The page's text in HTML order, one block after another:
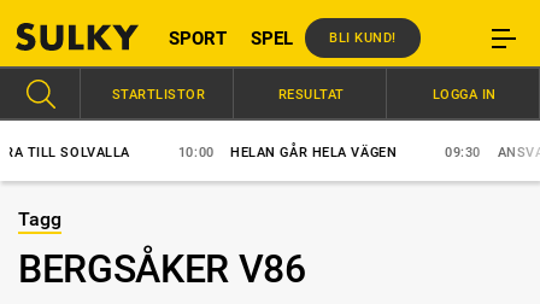
SPORT SPEL BLI KUND!
SOLVALLA 10:00 HELAN GÅR HELA VÄGEN 09:30 ANSVAR
STARTLISTOR RESULTAT LOGGA IN
Tagg
BERGSÅKER V86